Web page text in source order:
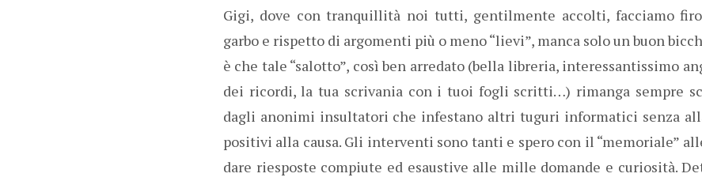
Gigi, dove con tranquillità noi tutti, gentilmente accolti, facciamo
garbo e rispetto di argomenti più o meno “lievi”, manca solo un buon
è che tale “salotto”, così ben arredato (bella libreria, interessantissimo
dei ricordi, la tua scrivania con i tuoi fogli scritti…) rimanga sempre
dagli anonimi insultatori che infestano altri tuguri informatici senza
positivi alla causa. Gli interventi sono tanti e spero con il “memoriale”
dare riesposte compiute ed esaustive alle mille domande e curiosità.